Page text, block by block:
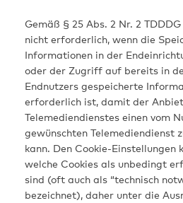
Gemäß § 25 Abs. 2 Nr. 2
nicht erforderlich, wenn die
Informationen in der
oder der Zugriff auf bereits in
Endnutzers gespeicherte
erforderlich ist, damit der
Telemediendienstes einen vom
gewünschten Telemediendienst
kann. Den Cookie-Einstellungen
welche Cookies als unbedingt
sind (oft auch als “technisch
bezeichnet), daher unter die